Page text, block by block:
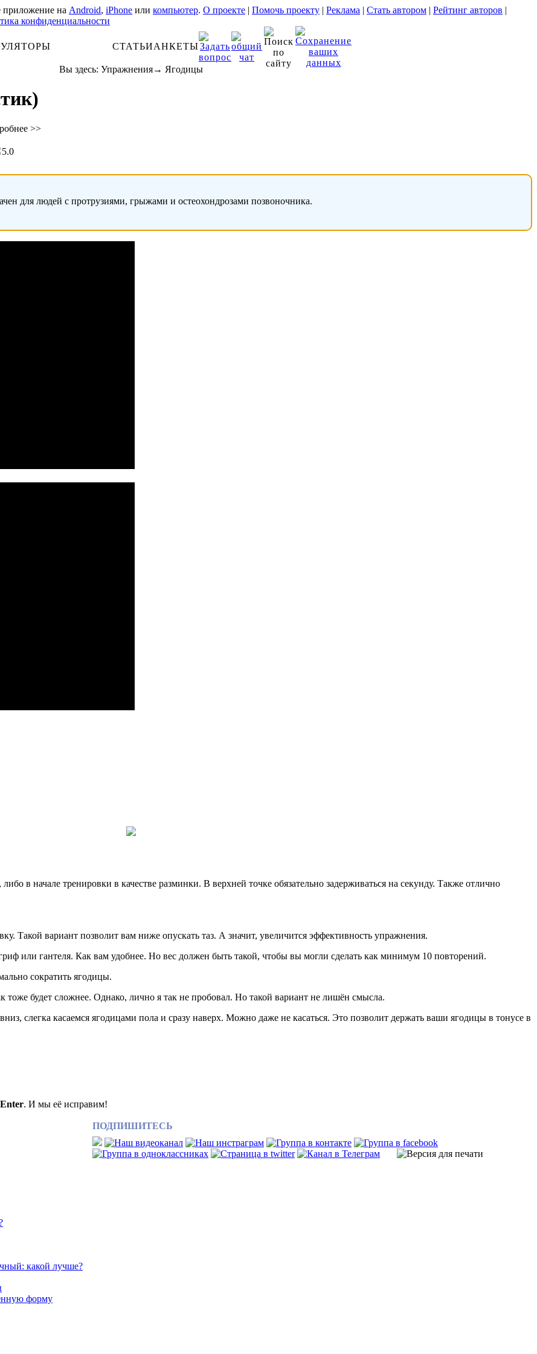
на Android, iPhone или компьютер. О проекте | Помочь проекту | Реклама | Стать автором | Рейтинг авторов |
конфиденциальности
СТАТЬИАНКЕТЫ
Вы здесь: Упражнения→ Ягодицы
>>
5.0
для людей с протрузиями, грыжами и остеохондрозами позвоночника.
в начале тренировки в качестве разминки. В верхней точке обязательно задерживаться на секунду. Также отлично
Такой вариант позволит вам ниже опускать таз. А значит, увеличится эффективность упражнения.
или гантеля. Как вам удобнее. Но вес должен быть такой, чтобы вы могли сделать как минимум 10 повторений.
сократить ягодицы.
будет сложнее. Однако, лично я так не пробовал. Но такой вариант не лишён смысла.
слегка касаемся ягодицами пола и сразу наверх. Можно даже не касаться. Это позволит держать ваши ягодицы в тонусе в
. И мы её исправим!
ПОДПИШИТЕСЬ
какой лучше?
форму